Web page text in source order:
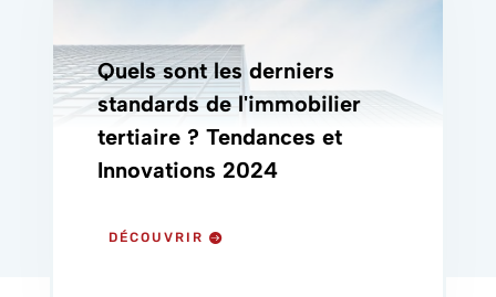
Quels sont les derniers
standards de l'immobilier
tertiaire ? Tendances et
Innovations 2024
DÉCOUVRIR